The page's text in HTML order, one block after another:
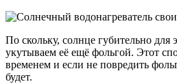
По скольку, солнце губительно для
укутываем её ещё фольгой. Этот
временем и если не повредить
будет.